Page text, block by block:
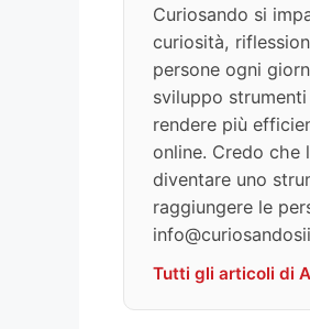
Curiosando si
curiosità,
persone ogni
sviluppo
rendere più
online. Credo che
diventare uno
raggiungere le
Tutti gli articoli di